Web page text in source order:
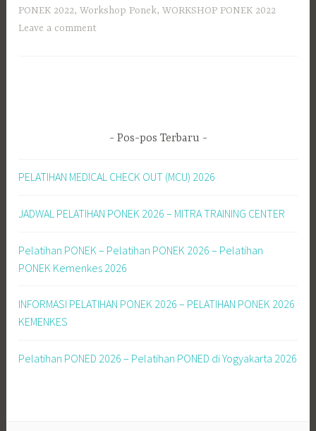
PONEK 2022,Workshop Ponek,WORKSHOP PONEK 2022
Leave a comment
Pos-pos Terbaru
PELATIHAN MEDICAL CHECK OUT (MCU) 2026
JADWAL PELATIHAN PONEK 2026 – MITRA TRAINING CENTER
Pelatihan PONEK – Pelatihan PONEK 2026 – Pelatihan
PONEK Kemenkes 2026
INFORMASI PELATIHAN PONEK 2026 – PELATIHAN PONEK 2026
KEMENKES
Pelatihan PONED 2026 – Pelatihan PONED di Yogyakarta 2026